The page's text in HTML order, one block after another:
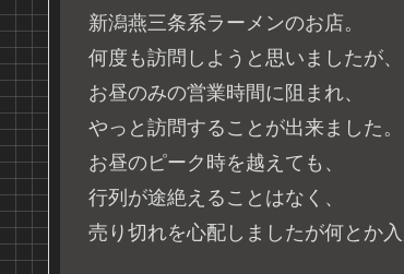
新潟燕三条系ラーメンのお店。
何度も訪問しようと思いましたが、
お昼のみの営業時間に阻まれ、
やっと訪問することが出来ました。
お昼のピーク時を越えても、
行列が途絶えることはなく、
売り切れを心配しましたが何とか入